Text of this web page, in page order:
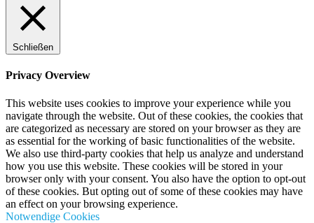
Schließen
Privacy Overview
This website uses cookies to improve your experience while you
navigate through the website. Out of these cookies, the cookies that
are categorized as necessary are stored on your browser as they are
as essential for the working of basic functionalities of the website.
We also use third-party cookies that help us analyze and understand
how you use this website. These cookies will be stored in your
browser only with your consent. You also have the option to opt-out
of these cookies. But opting out of some of these cookies may have
an effect on your browsing experience.
Notwendige Cookies